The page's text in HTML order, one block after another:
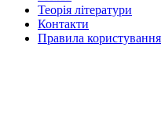
Теорія літератури
Контакти
Правила користування